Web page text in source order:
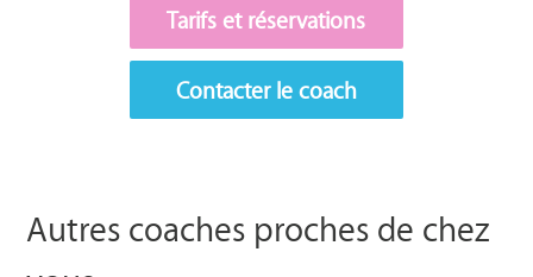
Tarifs et réservations
Contacter le coach
Autres coaches proches de chez